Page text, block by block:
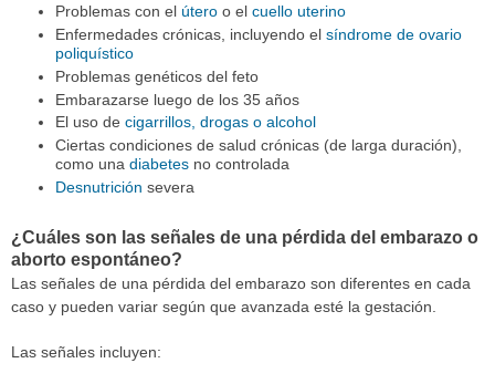
Problemas con el úteroo el cuello uterino
Enfermedades crónicas, incluyendo el síndrome de ovario
poliquístico
Problemas genéticos del feto
Embarazarse luego de los 35 años
El uso de cigarrillos, drogas o alcohol
Ciertas condiciones de salud crónicas (de larga duración),
como una diabetesno controlada
Desnutrición severa
¿Cuáles son las señales de una pérdida del embarazo o
aborto espontáneo?
Las señales de una pérdida del embarazo son diferentes en cada
caso y pueden variar según que avanzada esté la gestación.
Las señales incluyen: